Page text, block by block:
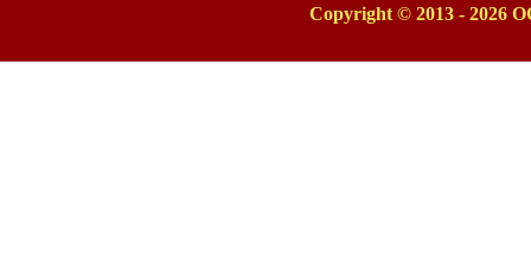
Copyright © 2013 - 2026